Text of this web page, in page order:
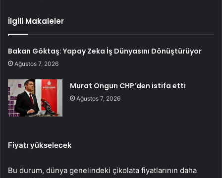
İlgili Makaleler
Bakan Göktaş: Yapay Zeka İş Dünyasını Dönüştürüyor
Ağustos 7, 2026
Murat Ongun CHP’den istifa etti
Ağustos 7, 2026
Fiyatı yükselecek
Bu durum, dünya genelindeki çikolata fiyatlarının daha